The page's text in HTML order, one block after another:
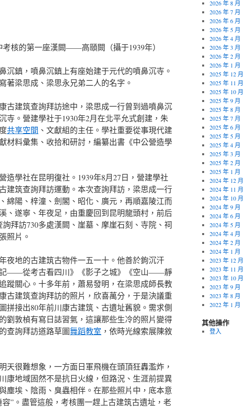
核的第一座漢闕——高頤闕（攝于1939年）
沉鎮，噴鼻沉鎮上有座始建于元代的噴鼻沉寺。
著梁思成、梁思永兄弟二人的名字。
古建筑查詢拜訪途中，梁思成一行曾到過噴鼻沉
寺。營建學社于1930年2月在北平允式創建，朱
共享空間 、文獻組的主任。學社重要從事現代建
材料彙集、收拾和研討，編纂出書《中公營造學
造學社在昆明復社。1939年8月27日，營建學社
建筑查詢拜訪運動。本次查詢拜訪，梁思成一行
綿陽、梓潼、劍閣、昭化、廣元，再順嘉陵江而
、遂寧、年夜足，由重慶回到昆明龍頭村，前后
拜訪730多處漢闕、崖墓、摩崖石刻、寺院、祠
照片。
夜地的古建筑古物件一五一十。他善於鉤沉汗
記——從考古看四川》《影子之城》《空山——靜
蹤關心。十多年前，蕭易發明，在梁思成師長教
古建筑查詢拜訪的照片，欣喜萬分，于是決議重
拼接出80年前川康古建筑、古遺址舊貌。需求側
劉敦楨有寫日誌習氣，這讓那些生冷的照片變得
查詢拜訪道路草圖舞蹈教室 ，依時光線索展陳敘
天很難想象，一方面日軍飛機在頭頂狂轟濫炸，
康地域固然不是抗日火線，但路況、生涯前提異
塵埃、陰雨、臭蟲相伴。在那些照片中，底本意
”。盡管這般，考核團一趕上古建筑古遺址，老
2026 年 8 月
2026 年 7 月
2026 年 6 月
2026 年 5 月
2026 年 4 月
2026 年 3 月
2026 年 2 月
2026 年 1 月
2025 年 12 月
2025 年 11 月
2025 年 10 月
2025 年 9 月
2025 年 8 月
2025 年 7 月
2025 年 6 月
2025 年 5 月
2025 年 4 月
2025 年 3 月
2025 年 2 月
2025 年 1 月
2024 年 12 月
2024 年 11 月
2024 年 10 月
2024 年 9 月
2024 年 6 月
2024 年 5 月
2024 年 4 月
2024 年 2 月
2024 年 1 月
2023 年 12 月
2023 年 11 月
2023 年 10 月
2023 年 9 月
2023 年 8 月
2022 年 1 月
其他操作
登入